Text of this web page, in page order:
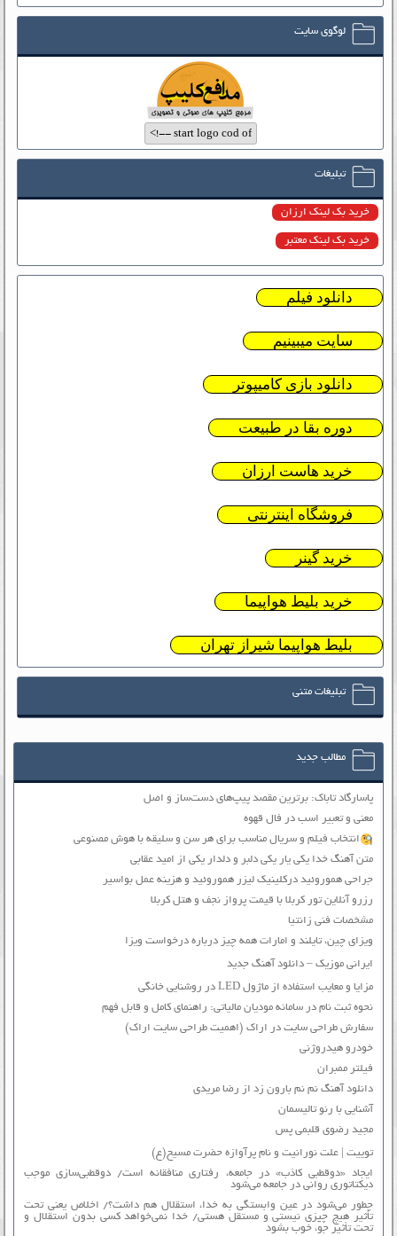
لوگوی سایت
تبلیغات
خرید بک لینک ارزان
خرید بک لینک معتبر
دانلود فیلم
سایت میبینیم
دانلود بازی کامیپوتر
دوره بقا در طبیعت
خرید هاست ارزان
فروشگاه اینترنتی
خرید گینر
خرید بلیط هواپیما
بلیط هواپیما شیراز تهران
تبلیغات متنی
مطالب جدید
پاسارگاد تاباک: برترین مقصد پیپ‌های دست‌ساز و اصل
معنی و تعبیر اسب در فال قهوه
انتخاب فیلم و سریال مناسب برای هر سن و سلیقه با هوش مصنوعی
متن آهنگ خدا یکی یار یکی دلبر و دلدار یکی از امید عقابی
جراحی هموروئید درکلینیک لیزر هموروئید و هزینه عمل بواسیر
رزرو آنلاین تور کربلا با قیمت پرواز نجف و هتل کربلا
مشخصات فنی زانتیا
ویزای چین، تایلند و امارات همه چیز درباره درخواست ویزا
ایرانی موزیک – دانلود آهنگ جدید
مزایا و معایب استفاده از ماژول LED در روشنایی خانگی
نحوه ثبت نام در سامانه مودیان مالیاتی: راهنمای کامل و قابل فهم
سفارش طراحی سایت در اراک (اهمیت طراحی سایت اراک)
خودرو هیدروژنی
فیلتر ممبران
دانلود آهنگ نم نم بارون زد از رضا مریدی
آشنایی با رنو تالیسمان
مجید رضوی قلبمی پس
توییت | علت نورانیت و نام پرآوازه حضرت مسیح(ع)
ایجاد «دوقطبی کاذب» در جامعه، رفتاری منافقانه است/ دوقطبی‌سازی موجب
دیکتاتوری روانی در جامعه می‌شود
چطور می‌شود در عین وابستگی به خدا، استقلال هم داشت؟/ اخلاص یعنی تحت
تأثیر هیچ چیزی نیستی و مستقل هستی/ خدا نمی‌خواهد کسی بدون استقلال و
تحت تأثیر جوّ، خوب بشود